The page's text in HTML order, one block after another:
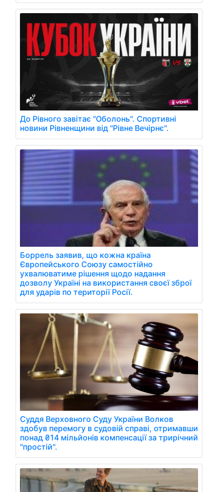
До Рівного завітає "Оболонь". Спортивні
новини Рівненщини від "Рівне Вечірнє".
Боррель заявив, що кожна країна
Європейського Союзу самостійно
ухвалюватиме рішення щодо надання
дозволу Україні на використання своєї зброї
для ударів по території Росії.
Суддя Верховного Суду України Волков
здобув перемогу в судовій справі, отримавши
понад ₴14 мільйонів компенсації за трирічний
"простій".